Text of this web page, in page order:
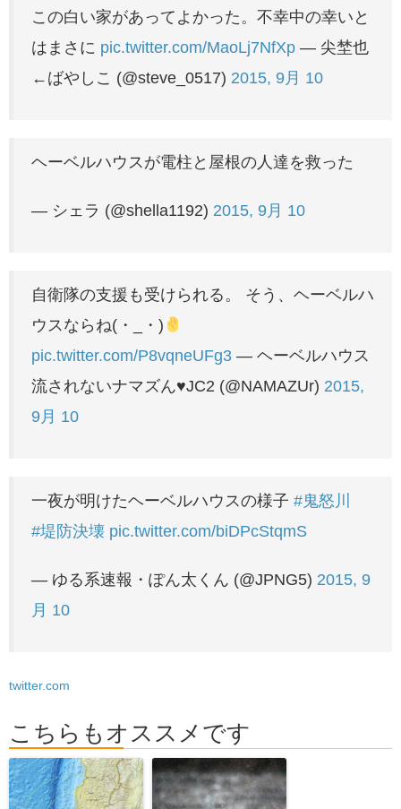
この白い家があってよかった。不幸中の幸いと
はまさに pic.twitter.com/MaoLj7NfXp — 尖埜也
←ばやしこ (@steve_0517) 2015, 9月 10
ヘーベルハウスが電柱と屋根の人達を救った
— シェラ (@shella1192) 2015, 9月 10
自衛隊の支援も受けられる。 そう、ヘーベルハ
ウスならね(・_・)
pic.twitter.com/P8vqneUFg3 — ヘーベルハウス
流されないナマズん♥JC2 (@NAMAZUr) 2015,
9月 10
一夜が明けたヘーベルハウスの様子 #鬼怒川
#堤防決壊 pic.twitter.com/biDPcStqmS
— ゆる系速報・ぽん太くん (@JPNG5) 2015, 9
月 10
twitter.com
こちらもオススメです